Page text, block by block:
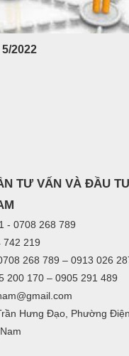
2022
TƯ VẤN VÀ ĐẦU
- 0708 268 789
742 219
268 789 – 0913 026
200 170 – 0905 291 489
Hưng Đạo, Phường